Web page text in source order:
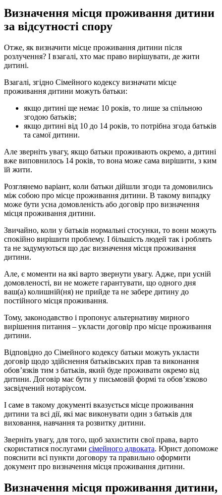
Визначення місця проживання дитини
за відсутності спору
Отже, як визначити місце проживання дитини після
розлучення? І взагалі, хто має право вирішувати, де жити
дитині.
Взагалі, згідно Сімейного кодексу визначати місце
проживання дитини можуть батьки:
якщо дитині ще немає 10 років, то лише за спільною
згодою батьків;
якщо дитині від 10 до 14 років, то потрібна згода батьків
та самої дитини.
Але зверніть увагу, якщо батьки проживають окремо, а дитині
вже виповнилось 14 років, то вона може сама вирішити, з ким
їй жити.
Розглянемо варіант, коли батьки дійшли згоди та домовились
між собою про місце проживання дитини. В такому випадку
може бути усна домовленість або договір про визначення
місця проживання дитини.
Звичайно, коли у батьків нормальні стосунки, то вони можуть
спокійно вирішити проблему. І більшість людей так і роблять
та не задумуються що дає визначення місця проживання
дитини.
Але, є моменти на які варто звернути увагу. Адже, при усній
домовленості, ви не можете гарантувати, що одного дня
ваш(а) колишній(ня) не прийде та не забере дитину до
постійного місця проживання.
Тому, законодавство і пропонує альтернативу мирного
вирішення питання – укласти договір про місце проживання
дитини.
Відповідно до Сімейного кодексу батьки можуть укласти
договір щодо здійснення батьківських прав та виконання
обов’язків тим з батьків, який буде проживати окремо від
дитини. Договір має бути у письмовій формі та обов’язково
засвідчений нотаріусом.
І саме в такому документі вказується місце проживання
дитини та всі дії, які має виконувати один з батьків для
виховання, навчання та розвитку дитини.
Зверніть увагу, для того, щоб захистити свої права, варто
скористатися послугами сімейного адвоката. Юрист допоможе
пояснити всі пункти договору та правильно оформити
документ про визначення місця проживання дитини.
Визначення місця проживання дитини,